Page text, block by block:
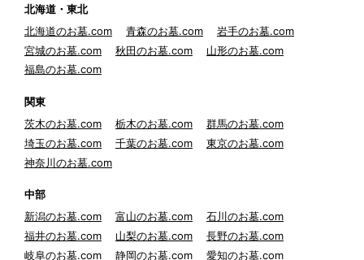
北海道・東北
北海道のお墓.com
青森のお墓.com
岩手のお墓.com
宮城のお墓.com
秋田のお墓.com
山形のお墓.com
福島のお墓.com
関東
茨木のお墓.com
栃木のお墓.com
群馬のお墓.com
埼玉のお墓.com
千葉のお墓.com
東京のお墓.com
神奈川のお墓.com
中部
新潟のお墓.com
富山のお墓.com
石川のお墓.com
福井のお墓.com
山梨のお墓.com
長野のお墓.com
岐阜のお墓.com
静岡のお墓.com
愛知のお墓.com